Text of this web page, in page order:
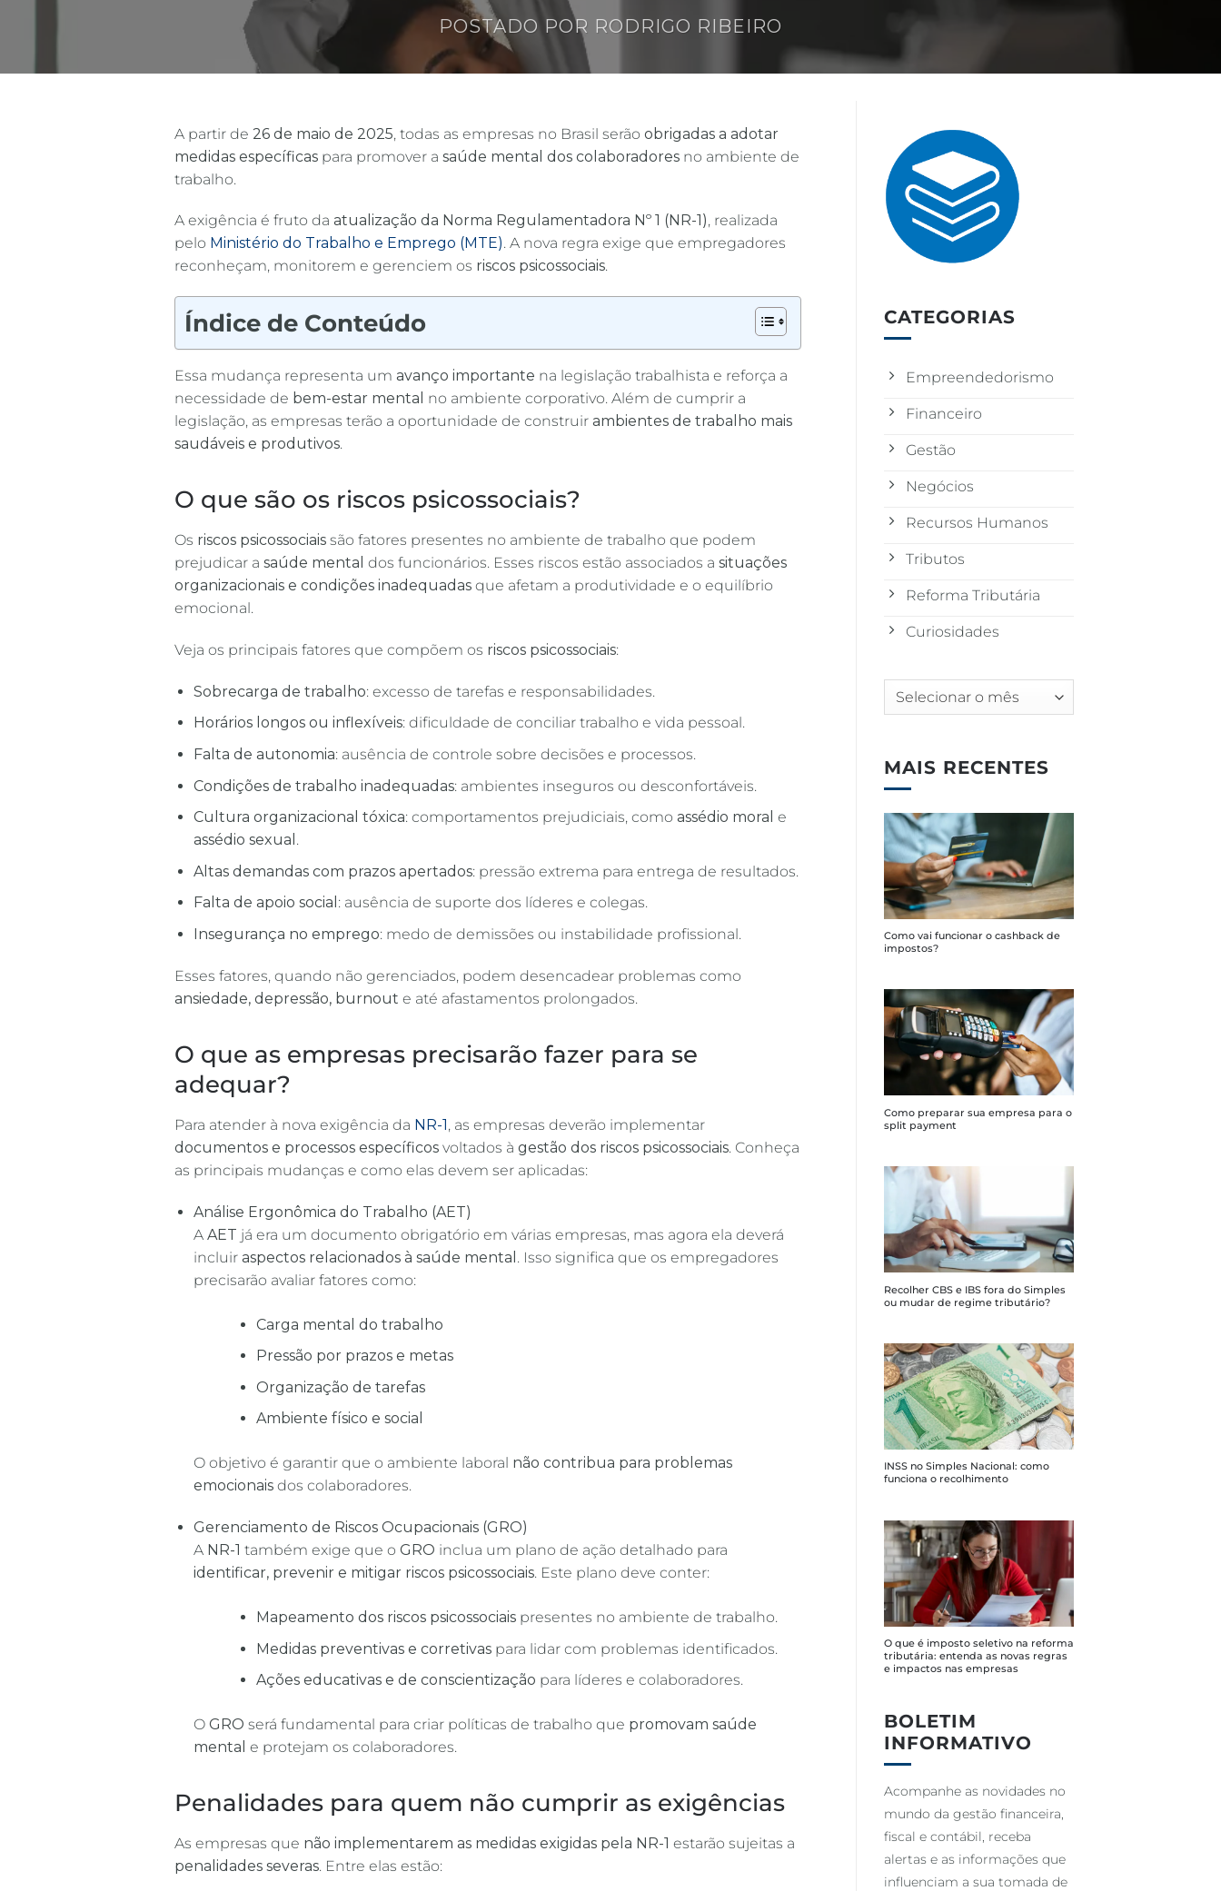
POSTADO POR RODRIGO RIBEIRO
A partir de 26 de maio de 2025, todas as empresas no Brasil serão obrigadas a adotar
medidas específicas para promover a saúde mental dos colaboradores no ambiente de
trabalho.
A exigência é fruto da atualização da Norma Regulamentadora Nº 1 (NR-1), realizada
pelo Ministério do Trabalho e Emprego (MTE). A nova regra exige que empregadores
reconheçam, monitorem e gerenciem os riscos psicossociais.
Índice de Conteúdo
Essa mudança representa um avanço importante na legislação trabalhista e reforça a
necessidade de bem-estar mental no ambiente corporativo. Além de cumprir a
legislação, as empresas terão a oportunidade de construir ambientes de trabalho mais
saudáveis e produtivos.
O que são os riscos psicossociais?
Os riscos psicossociais são fatores presentes no ambiente de trabalho que podem
prejudicar a saúde mental dos funcionários. Esses riscos estão associados a situações
organizacionais e condições inadequadas que afetam a produtividade e o equilíbrio
emocional.
Veja os principais fatores que compõem os riscos psicossociais:
Sobrecarga de trabalho: excesso de tarefas e responsabilidades.
Horários longos ou inflexíveis: dificuldade de conciliar trabalho e vida pessoal.
Falta de autonomia: ausência de controle sobre decisões e processos.
Condições de trabalho inadequadas: ambientes inseguros ou desconfortáveis.
Cultura organizacional tóxica: comportamentos prejudiciais, como assédio moral e
assédio sexual .
Altas demandas com prazos apertados: pressão extrema para entrega de resultados.
Falta de apoio social : ausência de suporte dos líderes e colegas.
Insegurança no emprego: medo de demissões ou instabilidade profissional.
Esses fatores, quando não gerenciados, podem desencadear problemas como
ansiedade, depressão, burnout e até afastamentos prolongados.
O que as empresas precisarão fazer para se
adequar?
Para atender à nova exigência da NR-1, as empresas deverão implementar
documentos e processos específicos voltados à gestão dos riscos psicossociais. Conheça
as principais mudanças e como elas devem ser aplicadas:
Análise Ergonômica do Trabalho (AET)
A AET já era um documento obrigatório em várias empresas, mas agora ela deverá
incluir aspectos relacionados à saúde mental . Isso significa que os empregadores
precisarão avaliar fatores como:
Carga mental do trabalho
Pressão por prazos e metas
Organização de tarefas
Ambiente físico e social
O objetivo é garantir que o ambiente laboral não contribua para problemas
emocionaisdos colaboradores.
Gerenciamento de Riscos Ocupacionais (GRO)
A NR-1 também exige que o GRO inclua um plano de ação detalhado para
identificar, prevenir e mitigar riscos psicossociais. Este plano deve conter:
Mapeamento dos riscos psicossociaispresentes no ambiente de trabalho.
Medidas preventivas e corretivaspara lidar com problemas identificados.
Ações educativas e de conscientização para líderes e colaboradores.
O GRO será fundamental para criar políticas de trabalho que promovam saúde
mental e protejam os colaboradores.
Penalidades para quem não cumprir as exigências
As empresas que não implementarem as medidas exigidas pela NR-1 estarão sujeitas a
penalidades severas. Entre elas estão:
CATEGORIAS
Empreendedorismo
Financeiro
Gestão
Negócios
Recursos Humanos
Tributos
Reforma Tributária
Curiosidades
Arquivos
MAIS RECENTES
Como vai funcionar o cashback de
impostos?
Como preparar sua empresa para o
split payment
Recolher CBS e IBS fora do Simples
ou mudar de regime tributário?
INSS no Simples Nacional: como
funciona o recolhimento
O que é imposto seletivo na reforma
tributária: entenda as novas regras
e impactos nas empresas
BOLETIM
INFORMATIVO
Acompanhe as novidades no
mundo da gestão financeira,
fiscal e contábil, receba
alertas e as informações que
influenciam a sua tomada de